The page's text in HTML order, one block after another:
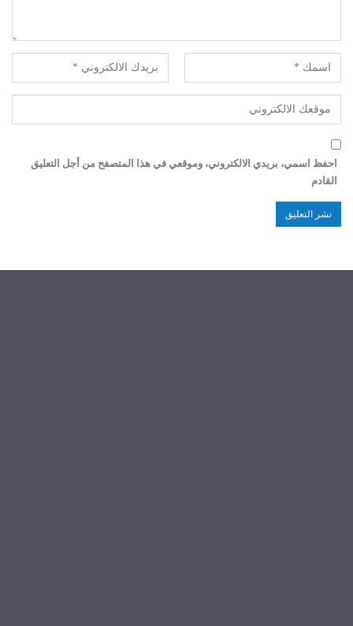
احفظ اسمي، بريدي الالكتروني، وموقعي في هذا المتصفح من أجل التعليق
القادم